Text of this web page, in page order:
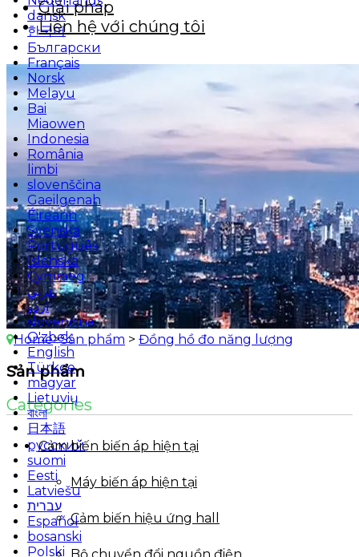
dansk
한국어
Български
Français
Norsk
Melayu
Bai
Miaowen
Indonesia
România
limbi
slovenščina
Gaeilgenah
Éireann
Svenska
Português
íslenska
Cymraeg
عربي
اردو
slovenčina
O'zbek
English
Türkçe
magyar
Lietuvių
বাংলা
日本語
русский
suomi
Eesti
Latviešu
עברית
Español
bosanski
Polski
Giải pháp
Liên hệ với chúng tôi
Home>Sản phẩm > Đồng hồ đo năng lượng
Sản phẩm
Categories
Cảm biến biến áp hiện tại
Máy biến áp hiện tại
Cảm biến hiệu ứng hall